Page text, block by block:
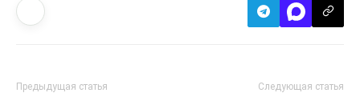
Предыдущая статья Следующая статья